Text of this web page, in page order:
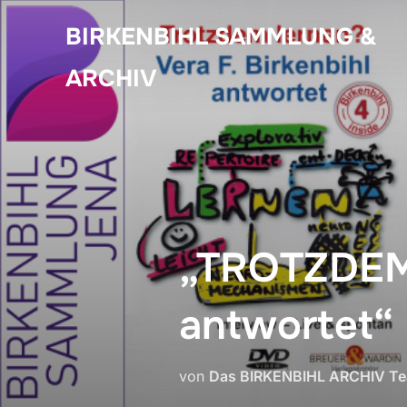
Zum
BIRKENBIHL SAMMLUNG &
ARCHIV
antwortet“
von Das BIRKENBIHL ARCHIV